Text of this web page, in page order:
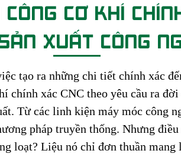
CƠ KHÍ
XUẤT CÔNG
tạo ra những chi tiết chính xác
chính xác CNC theo yêu cầu ra
Từ các linh kiện máy móc công
pháp truyền thống. Nhưng
loạt? Liệu nó chỉ đơn thuần